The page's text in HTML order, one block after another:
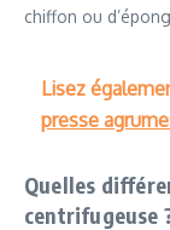
chiffon ou
Lisez
presse
Quelles
centrifugeuse